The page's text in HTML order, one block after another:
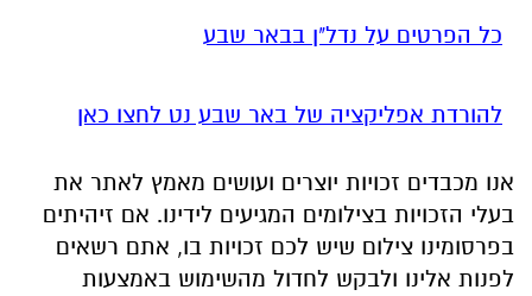
כל הפרטים על נדל"ן בבאר שבע
להורדת אפליקציה של באר שבע נט לחצו כאן
אנו מכבדים זכויות יוצרים ועושים מאמץ לאתר את
בעלי הזכויות בצילומים המגיעים לידינו. אם זיהיתים
בפרסומינו צילום שיש לכם זכויות בו, אתם רשאים
לפנות אלינו ולבקש לחדול מהשימוש באמצעות